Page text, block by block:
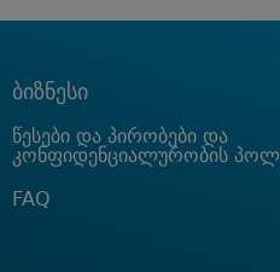
ბიზნესი
წესები და პირობები და
კონფიდენციალურობის
FAQ